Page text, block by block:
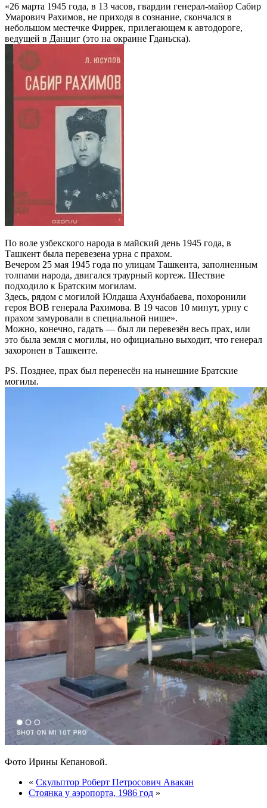
«26 марта 1945 года, в 13 часов, гвардии генерал-майор Сабир
Умарович Рахимов, не приходя в сознание, скончался в
небольшом местечке Фиррек, прилегающем к автодороге,
ведущей в Данциг (это на окраине Гданьска).
По воле узбекского народа в майский день 1945 года, в
Ташкент была перевезена урна с прахом.
Вечером 25 мая 1945 года по улицам Ташкента, заполненным
толпами народа, двигался траурный кортеж. Шествие
подходило к Братским могилам.
Здесь, рядом с могилой Юлдаша Ахунбабаева, похоронили
героя ВОВ генерала Рахимова. В 19 часов 10 минут, урну с
прахом замуровали в специальной нише».
Можно, конечно, гадать — был ли перевезён весь прах, или
это была земля с могилы, но официально выходит, что генерал
захоронен в Ташкенте.
PS. Позднее, прах был перенесён на нынешние Братские
могилы.
Фото Ирины Кепановой.
« Скульптор Роберт Петросович Авакян
Стоянка у аэропорта, 1986 год »